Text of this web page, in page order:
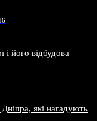
6
і його відбудова
які нагадують